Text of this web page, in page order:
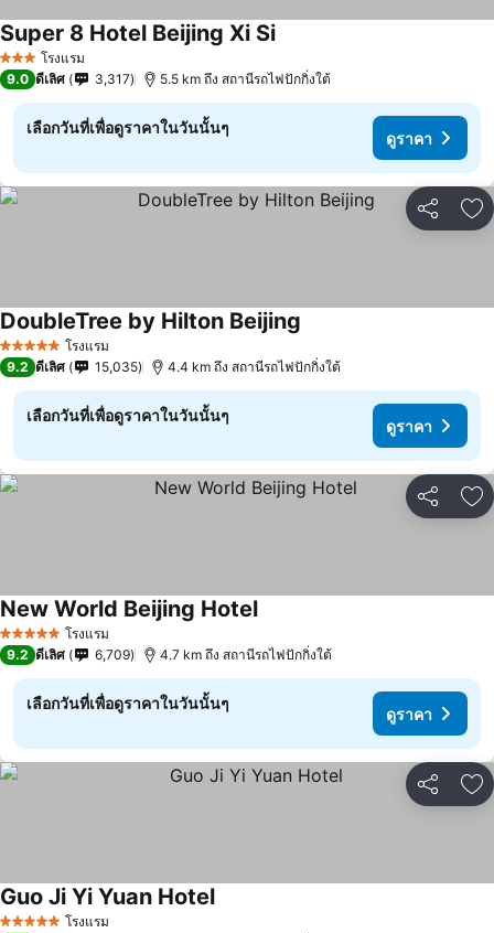
3 ดาว โรงแรม
Super 8 Hotel Beijing Xi Siดูราคา
9.0 ดีเลิศ 3,317 5.5 km ถึง สถานีรถไฟปักกิ่งใต้
เลือกวันที่เพื่อดูราคาในวันนั้นๆ
ดูราคา
แชร์ เ
5 ดาว โรงแรม
DoubleTree by Hilton Beijing
9.2 ดีเลิศ 15,035 4.4 km ถึง สถานีรถไฟปักกิ่งใต้
เลือกวันที่เพื่อดูราคาในวันนั้นๆ
ดูราคา
แชร์ เ
5 ดาว โรงแรม
New World Beijing Hotelดูราคา
9.2 ดีเลิศ 6,709 4.7 km ถึง สถานีรถไฟปักกิ่งใต้
เลือกวันที่เพื่อดูราคาในวันนั้นๆ
ดูราคา
แชร์ เ
5 ดาว โรงแรม
Guo Ji Yi Yuan Hotelดูราคา